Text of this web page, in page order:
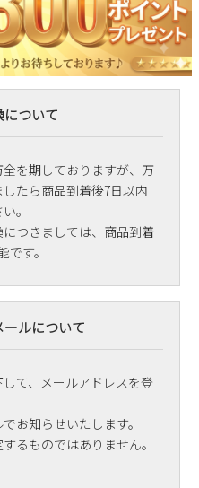
について
を期しておりますが、万
たら商品到着後7日以内
。
つきましては、商品到着
す。
ルについて
て、メールアドレスを登
お知らせいたします。
るものではありません。